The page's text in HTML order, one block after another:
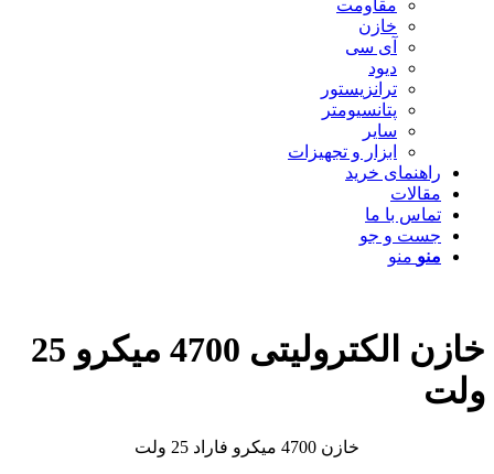
مقاومت
خازن
آی سی
دیود
ترانزیستور
پتانسیومتر
سایر
ابزار و تجهیزات
راهنمای خرید
مقالات
تماس با ما
جست و جو
منو منو
خازن الکترولیتی 4700 میکرو 25
ولت
خازن 4700 میکرو فاراد 25 ولت